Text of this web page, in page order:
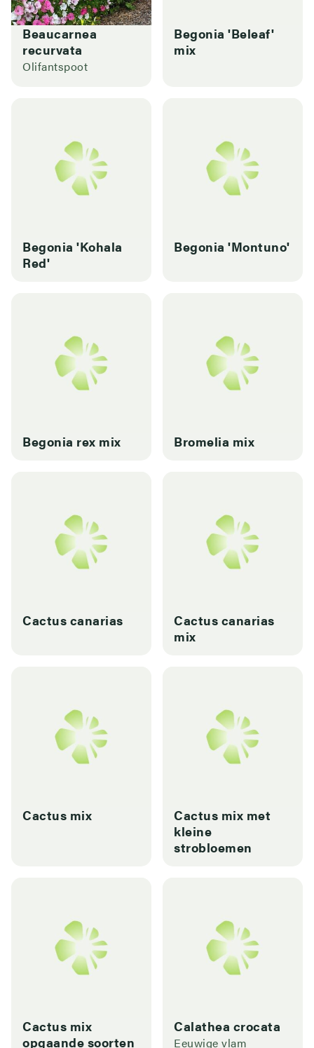
Beaucarnea
recurvata
Olifantspoot
Begonia 'Beleaf'
mix
Begonia 'Kohala
Red'
Begonia 'Montuno'
Begonia rex mix Bromelia mix
Cactus canarias
Cactus canarias
mix
Cactus mix
Cactus mix met
kleine
strobloemen
Cactus mix
opgaande soorten
Calathea crocata
Eeuwige vlam